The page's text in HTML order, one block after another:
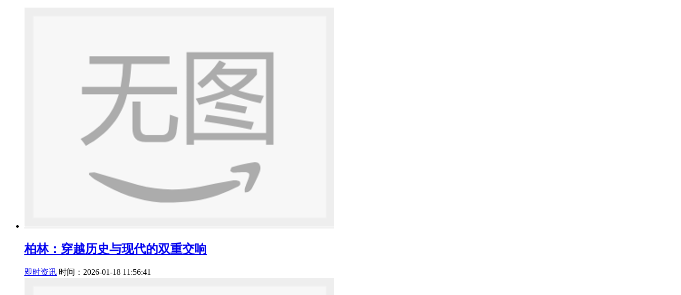
柏林：穿越历史与现代的双重交响
即时资讯 时间：2026-01-18 11:56:41